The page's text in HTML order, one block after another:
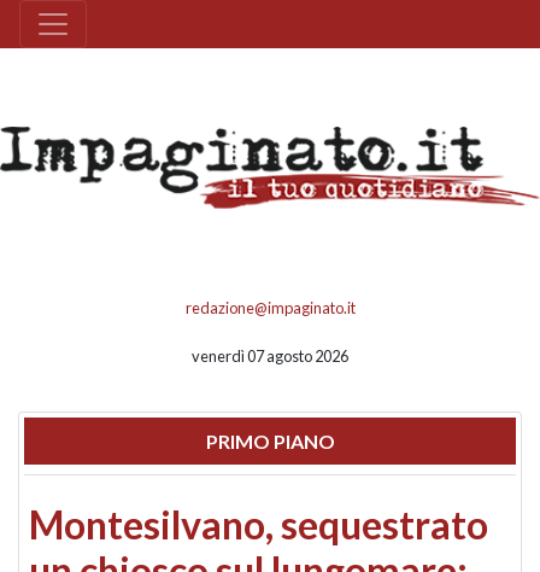
redazione@impaginato.it
venerdì 07 agosto 2026
PRIMO PIANO
Montesilvano, sequestrato